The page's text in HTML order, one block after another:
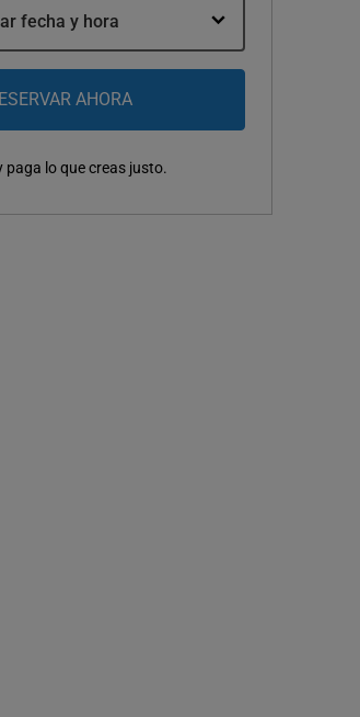
fecha y hora
paga lo que creas justo.